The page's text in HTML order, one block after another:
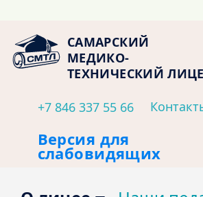
САМАРСКИЙ
МЕДИКО-
ТЕХНИЧЕСКИЙ
+7 846 337 55 66
Версия для
слабовидящих